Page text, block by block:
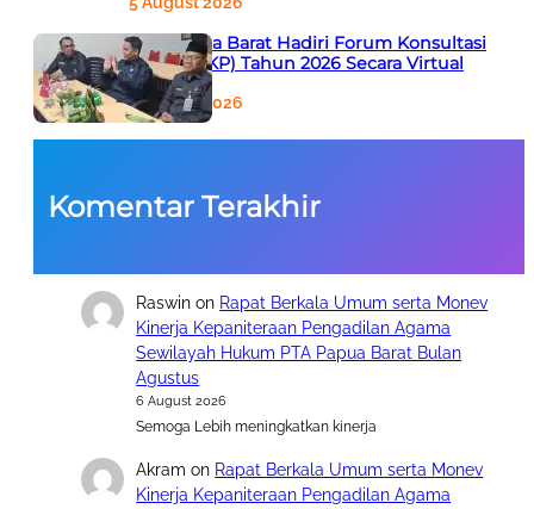
PTA Papua Barat Hadiri Forum Konsultasi
Publik (FKP) Tahun 2026 Secara Virtual
5 August 2026
Komentar Terakhir
Raswin on Rapat Berkala Umum serta Monev
Kinerja Kepaniteraan Pengadilan Agama
Sewilayah Hukum PTA Papua Barat Bulan
Agustus
6 August 2026
Semoga Lebih meningkatkan kinerja
Akram on Rapat Berkala Umum serta Monev
Kinerja Kepaniteraan Pengadilan Agama